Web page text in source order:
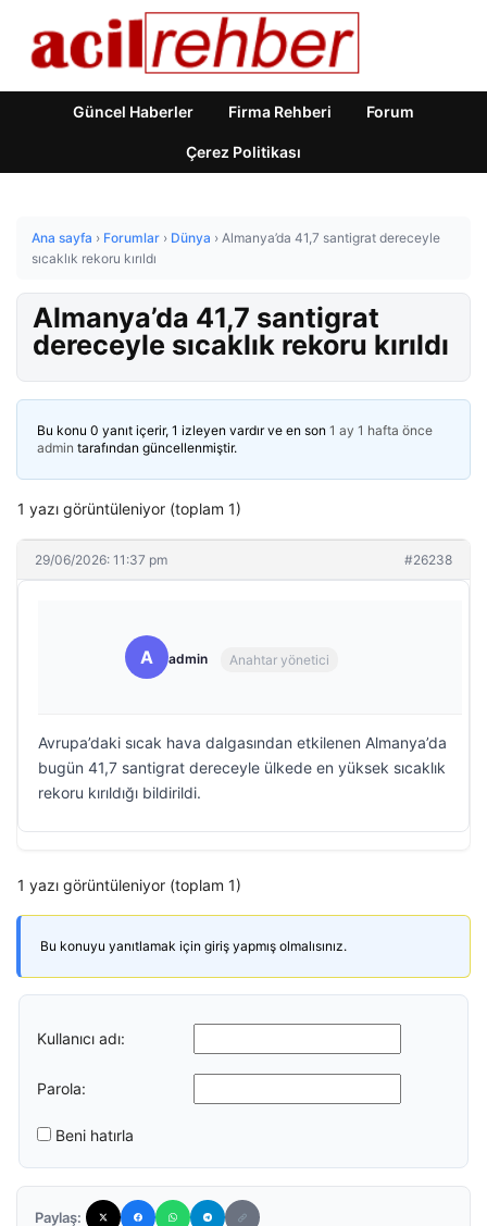
Güncel Haberler Firma Rehberi Forum
Çerez Politikası
Ana sayfa › Forumlar › Dünya › Almanya’da 41,7 santigrat dereceyle
sıcaklık rekoru kırıldı
Almanya’da 41,7 santigrat
dereceyle sıcaklık rekoru kırıldı
Bu konu 0 yanıt içerir, 1 izleyen vardır ve en son 1 ay 1 hafta önce
admin tarafından güncellenmiştir.
1 yazı görüntüleniyor (toplam 1)
29/06/2026: 11:37 pm #26238
A admin Anahtar yönetici
Avrupa’daki sıcak hava dalgasından etkilenen Almanya’da
bugün 41,7 santigrat dereceyle ülkede en yüksek sıcaklık
rekoru kırıldığı bildirildi.
1 yazı görüntüleniyor (toplam 1)
Bu konuyu yanıtlamak için giriş yapmış olmalısınız.
Kullanıcı adı:
Parola:
Beni hatırla
Paylaş: